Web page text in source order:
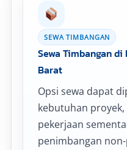
SEWA TIMBANGAN
Sewa Timbangan
Barat
Opsi sewa dapat
kebutuhan
pekerjaan
penimbangan